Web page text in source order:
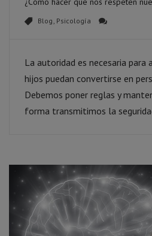
Blog, Psicología
La autoridad es necesaria para
hijos puedan convertirse en
Debemos poner reglas y
forma transmitimos la